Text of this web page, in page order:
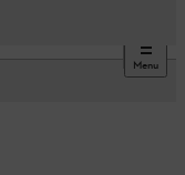
Menu